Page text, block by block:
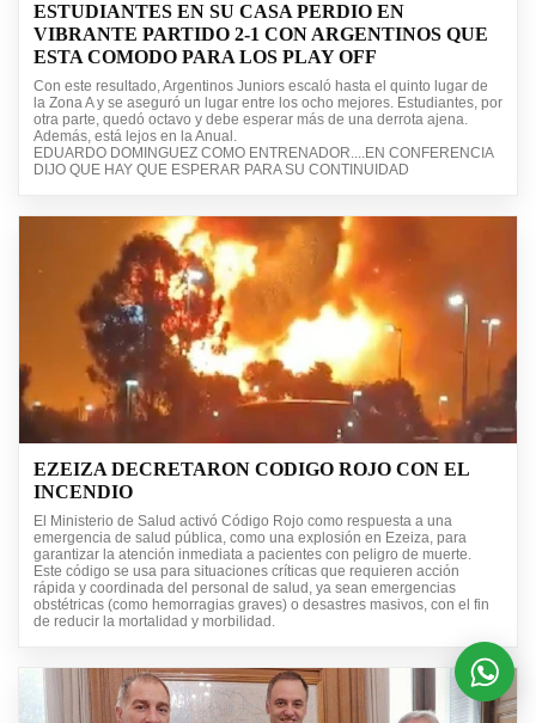
ESTUDIANTES EN SU CASA PERDIO EN
VIBRANTE PARTIDO 2-1 CON ARGENTINOS QUE
ESTA COMODO PARA LOS PLAY OFF
Con este resultado, Argentinos Juniors escaló hasta el quinto lugar de
la Zona A y se aseguró un lugar entre los ocho mejores. Estudiantes, por
otra parte, quedó octavo y debe esperar más de una derrota ajena.
Además, está lejos en la Anual.
EDUARDO DOMINGUEZ COMO ENTRENADOR....EN CONFERENCIA
DIJO QUE HAY QUE ESPERAR PARA SU CONTINUIDAD
EZEIZA DECRETARON CODIGO ROJO CON EL
INCENDIO
El Ministerio de Salud activó Código Rojo como respuesta a una
emergencia de salud pública, como una explosión en Ezeiza, para
garantizar la atención inmediata a pacientes con peligro de muerte.
Este código se usa para situaciones críticas que requieren acción
rápida y coordinada del personal de salud, ya sean emergencias
obstétricas (como hemorragias graves) o desastres masivos, con el fin
de reducir la mortalidad y morbilidad.